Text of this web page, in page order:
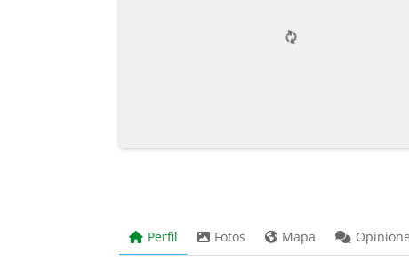
Perfil Fotos Mapa